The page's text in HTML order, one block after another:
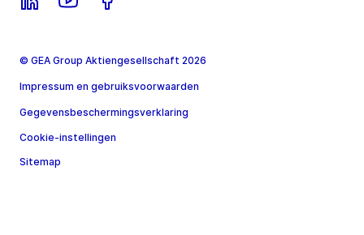
© GEA Group Aktiengesellschaft 2026
Impressum en gebruiksvoorwaarden
Gegevensbeschermingsverklaring
Cookie-instellingen
Sitemap